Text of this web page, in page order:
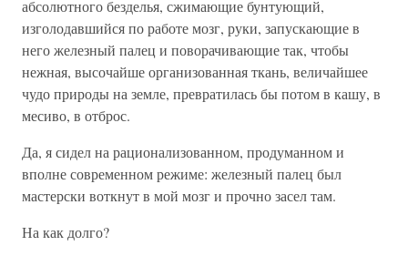
абсолютного безделья, сжимающие бунтующий,
изголодавшийся по работе мозг, руки, запускающие в
него железный палец и поворачивающие так, чтобы
нежная, высочайше организованная ткань, величайшее
чудо природы на земле, превратилась бы потом в кашу, в
месиво, в отброс.
Да, я сидел на рационализованном, продуманном и
вполне современном режиме: железный палец был
мастерски воткнут в мой мозг и прочно засел там.
На как долго?